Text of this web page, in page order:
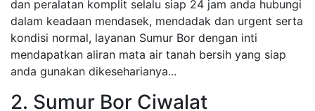
dan peralatan komplit selalu siap 24 jam anda hubungi
dalam keadaan mendasek, mendadak dan urgent serta
kondisi normal, layanan Sumur Bor dengan inti
mendapatkan aliran mata air tanah bersih yang siap
anda gunakan dikeseharianya...
2. Sumur Bor Ciwalat